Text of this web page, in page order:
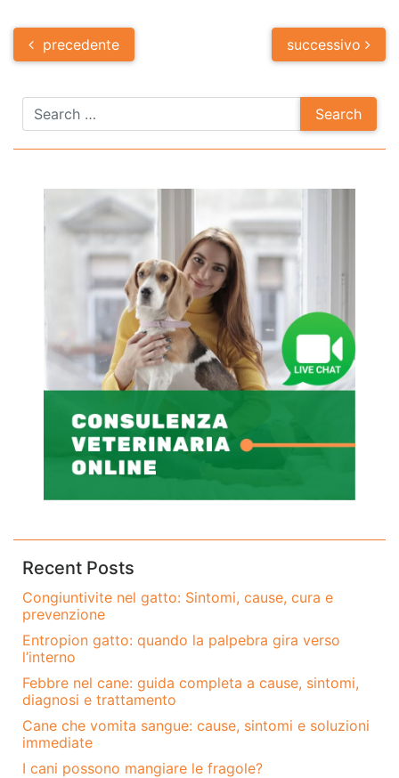
Post
navigation
precedente successivo
Recent Posts
Congiuntivite nel gatto: Sintomi, cause, cura e
prevenzione
Entropion gatto: quando la palpebra gira verso
l’interno
Febbre nel cane: guida completa a cause, sintomi,
diagnosi e trattamento
Cane che vomita sangue: cause, sintomi e soluzioni
immediate
I cani possono mangiare le fragole?